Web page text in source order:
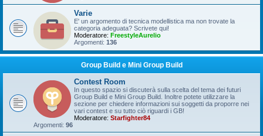
Varie
E' un argomento di tecnica modellistica ma non trovate la
categoria adeguata? Scrivete qui!
Moderatore: FreestyleAurelio
Argomenti: 136
Group Build e Mini Group Build
Contest Room
In questo spazio si discuterà sulla scelta del tema dei futuri
Group Build e Mini Group Build. Inoltre potete utilizzare la
sezione per chiedere informazioni sui soggetti da proporre nei
vari contest e su tutto ciò riguardi i GB!
Moderatore: Starfighter84
Argomenti: 96